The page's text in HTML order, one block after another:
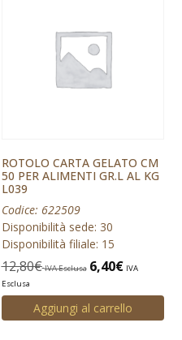
ROTOLO CARTA GELATO CM
50 PER ALIMENTI GR.L AL KG
L039
Codice: 622509
Disponibilità sede: 30
Disponibilità filiale: 15
12,80€ IVA Esclusa 6,40€ IVA
Esclusa
Aggiungi al carrello